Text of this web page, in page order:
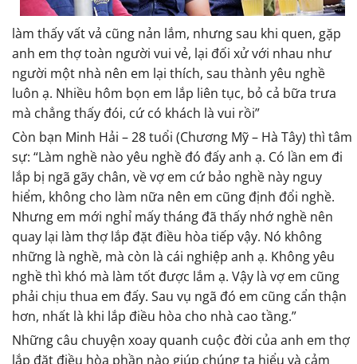
làm thấy vất vả cũng nản lắm, nhưng sau khi quen, gặp
anh em thợ toàn người vui vẻ, lại đối xử với nhau như
người một nhà nên em lại thích, sau thành yêu nghề
luôn ạ. Nhiều hôm bọn em lắp liên tục, bỏ cả bữa trưa
mà chẳng thấy đói, cứ có khách là vui rồi”
Còn bạn Minh Hải – 28 tuổi (Chương Mỹ – Hà Tây) thì tâm
sự: “Làm nghề nào yêu nghề đó đấy anh ạ. Có lần em đi
lắp bị ngã gãy chân, về vợ em cứ bảo nghề này nguy
hiểm, không cho làm nữa nên em cũng định đổi nghề.
Nhưng em mới nghỉ mấy tháng đã thấy nhớ nghề nên
quay lại làm thợ lắp đặt điều hòa tiếp vậy. Nó không
những là nghề, mà còn là cái nghiệp anh ạ. Không yêu
nghề thì khó mà làm tốt được lắm ạ. Vậy là vợ em cũng
phải chịu thua em đấy. Sau vụ ngã đó em cũng cẩn thận
hơn, nhất là khi lắp điều hòa cho nhà cao tầng.”
Những câu chuyện xoay quanh cuộc đời của anh em thợ
lắp đặt điều hòa phần nào giúp chúng ta hiểu và cảm